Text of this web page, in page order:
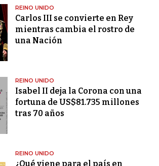
REINO UNIDO
Carlos III se convierte en Rey
mientras cambia el rostro de
una Nación
REINO UNIDO
Isabel II deja la Corona con una
fortuna de US$81.735 millones
tras 70 años
REINO UNIDO
¿Qué viene para el país en